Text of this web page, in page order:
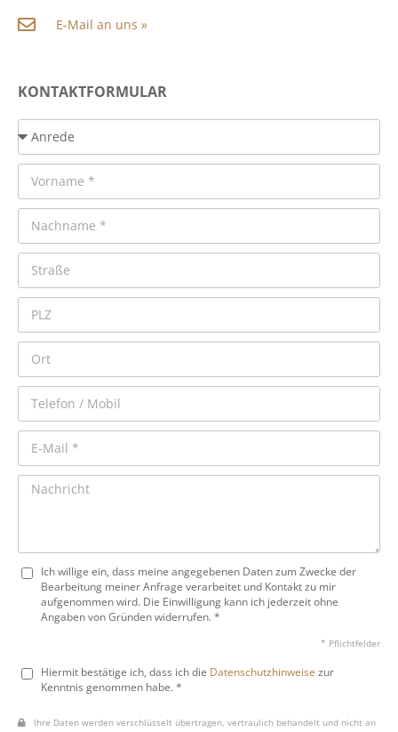
E-Mail an uns »
KONTAKTFORMULAR
Ich willige ein, dass meine angegebenen Daten zum Zwecke der
Bearbeitung meiner Anfrage verarbeitet und Kontakt zu mir
aufgenommen wird. Die Einwilligung kann ich jederzeit ohne
Angaben von Gründen widerrufen. *
* Pflichtfelder
Hiermit bestätige ich, dass ich die Datenschutzhinweise zur
Kenntnis genommen habe. *
Ihre Daten werden verschlüsselt übertragen, vertraulich behandelt und nicht an